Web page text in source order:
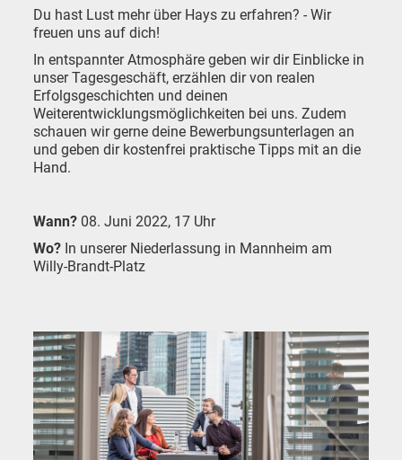
Du hast Lust mehr über Hays zu erfahren? - Wir
freuen uns auf dich!
In entspannter Atmosphäre geben wir dir Einblicke in
unser Tagesgeschäft, erzählen dir von realen
Erfolgsgeschichten und deinen
Weiterentwicklungsmöglichkeiten bei uns. Zudem
schauen wir gerne deine Bewerbungsunterlagen an
und geben dir kostenfrei praktische Tipps mit an die
Hand.
Wann? 08. Juni 2022, 17 Uhr
Wo? In unserer Niederlassung in Mannheim am
Willy-Brandt-Platz